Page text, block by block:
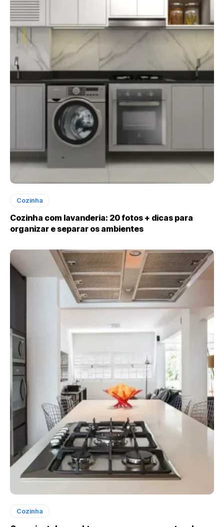
Cozinha
Cozinha com lavanderia: 20 fotos + dicas para
organizar e separar os ambientes
Cozinha